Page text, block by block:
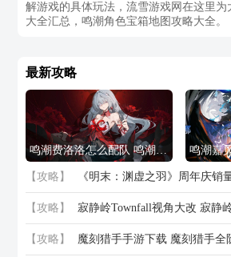
解游戏的具体玩法，流雪游戏网在这里为
大全汇总，鸣潮角色宝箱地图攻略大全。
最新攻略
鸣潮费洛洛怎么配队 鸣潮费洛洛声骸属性推荐
【攻略】
【攻略】
【攻略】 魔刻猎手手游下载 魔刻猎手全